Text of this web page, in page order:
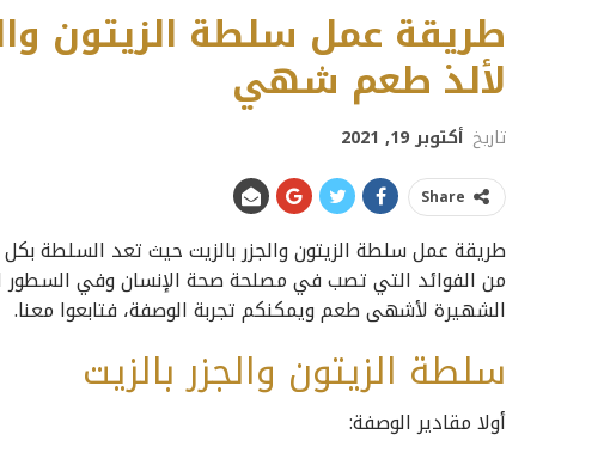
طريقة عمل سلطة الزيتون
لألذ طعم شهي
تاريخ أكتوبر 19, 2021
Share
طريقة عمل سلطة الزيتون والجزر بالزيت حيث تعد السلطة بكل
من الفوائد التي تصب في مصلحة صحة الإنسان وفي السطور
الشهيرة لأشهى طعم ويمكنكم تجربة الوصفة، فتابعوا معنا.
سلطة الزيتون والجزر بالزيت
أولا مقادير الوصفة: